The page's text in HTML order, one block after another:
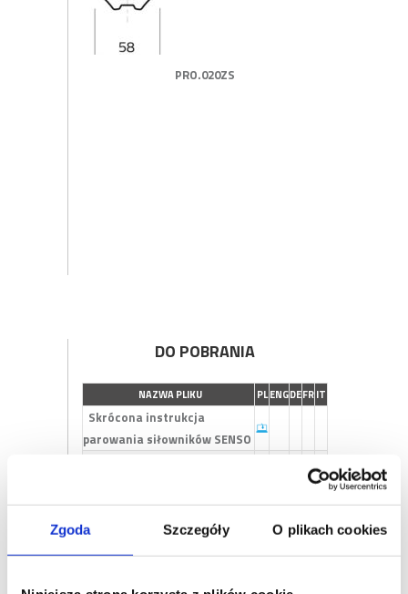
Zgoda Szczegóły O plikach cookies
PRO.020ZS
DO POBRANIA
NAZWA PLIKU PL ENGDEFRIT
Skrócona instrukcja
parowania siłowników SENSO